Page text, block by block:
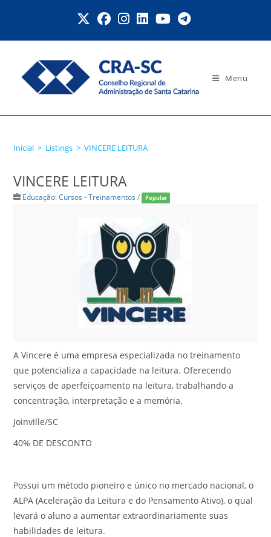
Menu
Inicial > Listings > VINCERE LEITURA
VINCERE LEITURA
Educação: Cursos - Treinamentos / Popular
A Vincere é uma empresa especializada no treinamento
que potencializa a capacidade na leitura. Oferecendo
serviços de aperfeiçoamento na leitura, trabalhando a
concentração, interpretação e a memória.
Joinville/SC
40% DE DESCONTO
Possui um método pioneiro e único no mercado nacional, o
ALPA (Aceleração da Leitura e do Pensamento Ativo), o qual
levará o aluno a aumentar extraordinariamente suas
habilidades de leitura.